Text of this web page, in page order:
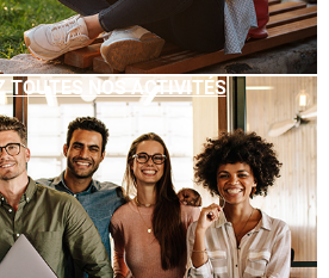
TOUTES NOS ACTIVITÉS